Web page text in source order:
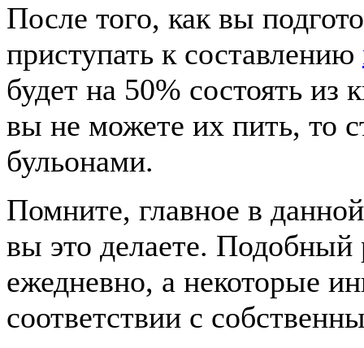
После того, как вы
приступать к составлению
будет на 50% состоять
вы не можете их пить, то
бульонами.
Помните, главное в
вы это делаете.
ежедневно, а некоторые
соответствии с